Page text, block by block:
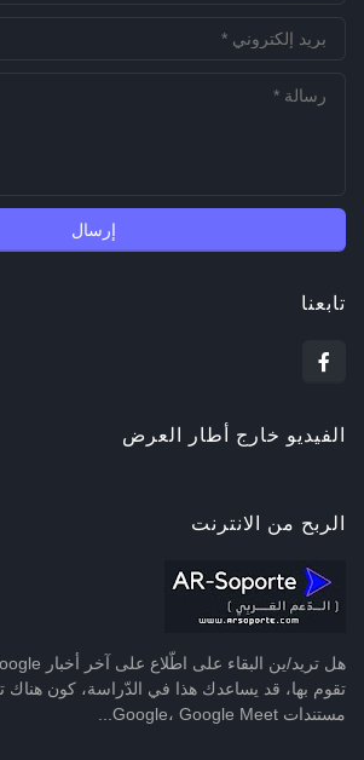
تابعنا
الفيديو خارج أطار العرض
الربح من الانترنت
تقوم بها، قد يساعدك هذا في الدّراسة، كون هناك
مستندات Google، Google Meet...